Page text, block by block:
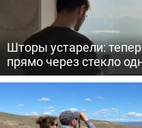
Шторы устарели:
прямо через стекло